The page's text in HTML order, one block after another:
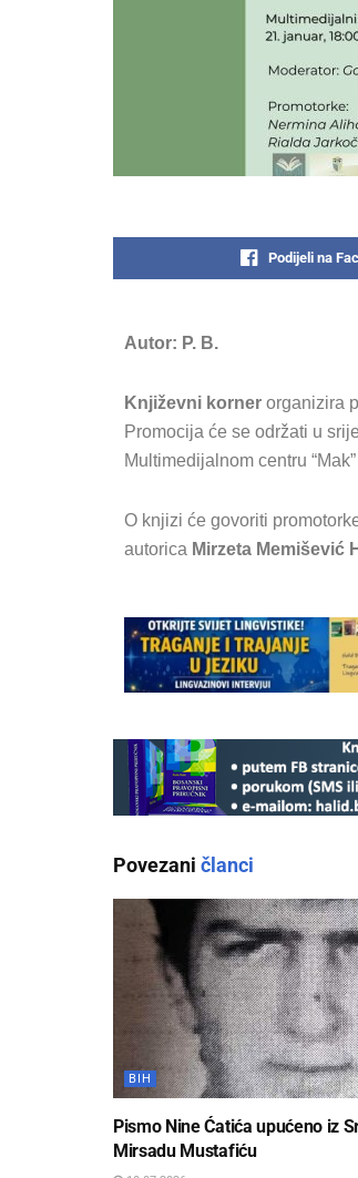
Podijeli na
Autor: P. B.
Književni korner organizira
Promocija će se održati u
Multimedijalnom centru
O knjizi će govoriti
autorica Mirzeta Memišević
Povezani članci
BIH
Pismo Nine Ćatića upućeno iz
Mirsadu Mustafiću